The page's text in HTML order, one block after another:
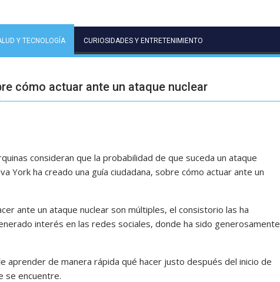
Y TECNOLOGÍA CURIOSIDADES Y ENTRETENIMIENTO
cómo actuar ante un ataque nuclear
consideran que la probabilidad de que suceda un ataque
York ha creado una guía ciudadana, sobre cómo actuar ante un
ante un ataque nuclear son múltiples, el consistorio las ha
interés en las redes sociales, donde ha sido generosamente
aprender de manera rápida qué hacer justo después del inicio de
se encuentre.